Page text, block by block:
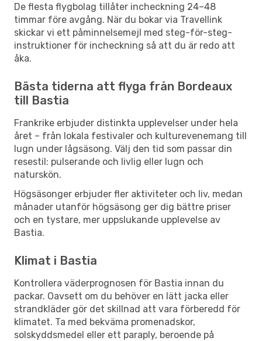
De flesta flygbolag tillåter incheckning 24–48
timmar före avgång. När du bokar via Travellink
skickar vi ett påminnelsemejl med steg-för-steg-
instruktioner för incheckning så att du är redo att
åka.
Bästa tiderna att flyga från Bordeaux
till Bastia
Frankrike erbjuder distinkta upplevelser under hela
året – från lokala festivaler och kulturevenemang till
lugn under lågsäsong. Välj den tid som passar din
resestil: pulserande och livlig eller lugn och
naturskön.
Högsäsonger erbjuder fler aktiviteter och liv, medan
månader utanför högsäsong ger dig bättre priser
och en tystare, mer uppslukande upplevelse av
Bastia.
Klimat i Bastia
Kontrollera väderprognosen för Bastia innan du
packar. Oavsett om du behöver en lätt jacka eller
strandkläder gör det skillnad att vara förberedd för
klimatet. Ta med bekväma promenadskor,
solskyddsmedel eller ett paraply, beroende på